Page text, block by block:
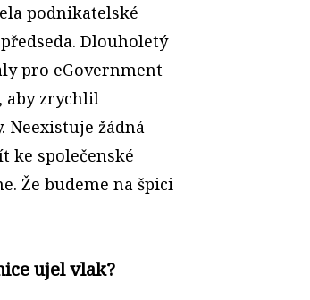
podnikatelské
Dlouholetý
pro eGovernment
aby zrychlil
Neexistuje žádná
ke společenské
Že budeme na špici
ujel vlak?